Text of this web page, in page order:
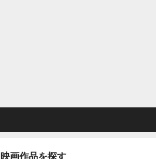
映画作品を探す